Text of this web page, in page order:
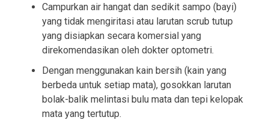
Campurkan air hangat dan sedikit sampo (bayi)
yang tidak mengiritasi atau larutan scrub tutup
yang disiapkan secara komersial yang
direkomendasikan oleh dokter optometri.
Dengan menggunakan kain bersih (kain yang
berbeda untuk setiap mata), gosokkan larutan
bolak-balik melintasi bulu mata dan tepi kelopak
mata yang tertutup.